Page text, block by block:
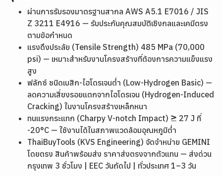
ผ่านการรับรองมาตรฐานสากล AWS A5.1 E7016 / JIS
Z 3211 E4916 — รับประกันคุณสมบัติเชิงกลและเคมีตรง
ตามข้อกำหนด
แรงดึงประลัย (Tensile Strength) 485 MPa (70,000
psi) — เหมาะสำหรับงานโครงสร้างที่ต้องการความแข็งแรง
สูง
ฟลักซ์ ชนิดเบสิก-ไฮโดรเจนต่ำ (Low-Hydrogen Basic) —
ลดความเสี่ยงรอยแตกจากไฮโดรเจน (Hydrogen-Induced
Cracking) ในงานโครงสร้างเหล็กหนา
ทนแรงกระแทก (Charpy V-notch Impact) ≥ 27 J ที่
-20°C — ใช้งานได้ในสภาพแวดล้อมอุณหภูมิต่ำ
ThaiBuyTools (KVS Engineering) จัดจำหน่าย GEMINI
โดยตรง สินค้าพร้อมส่ง ราคาส่งตรงจากตัวแทน — ส่งด่วน
กรุงเทพ 3 ชั่วโมง | EEC วันถัดไป | ทั่วประเทศ 1–3 วัน